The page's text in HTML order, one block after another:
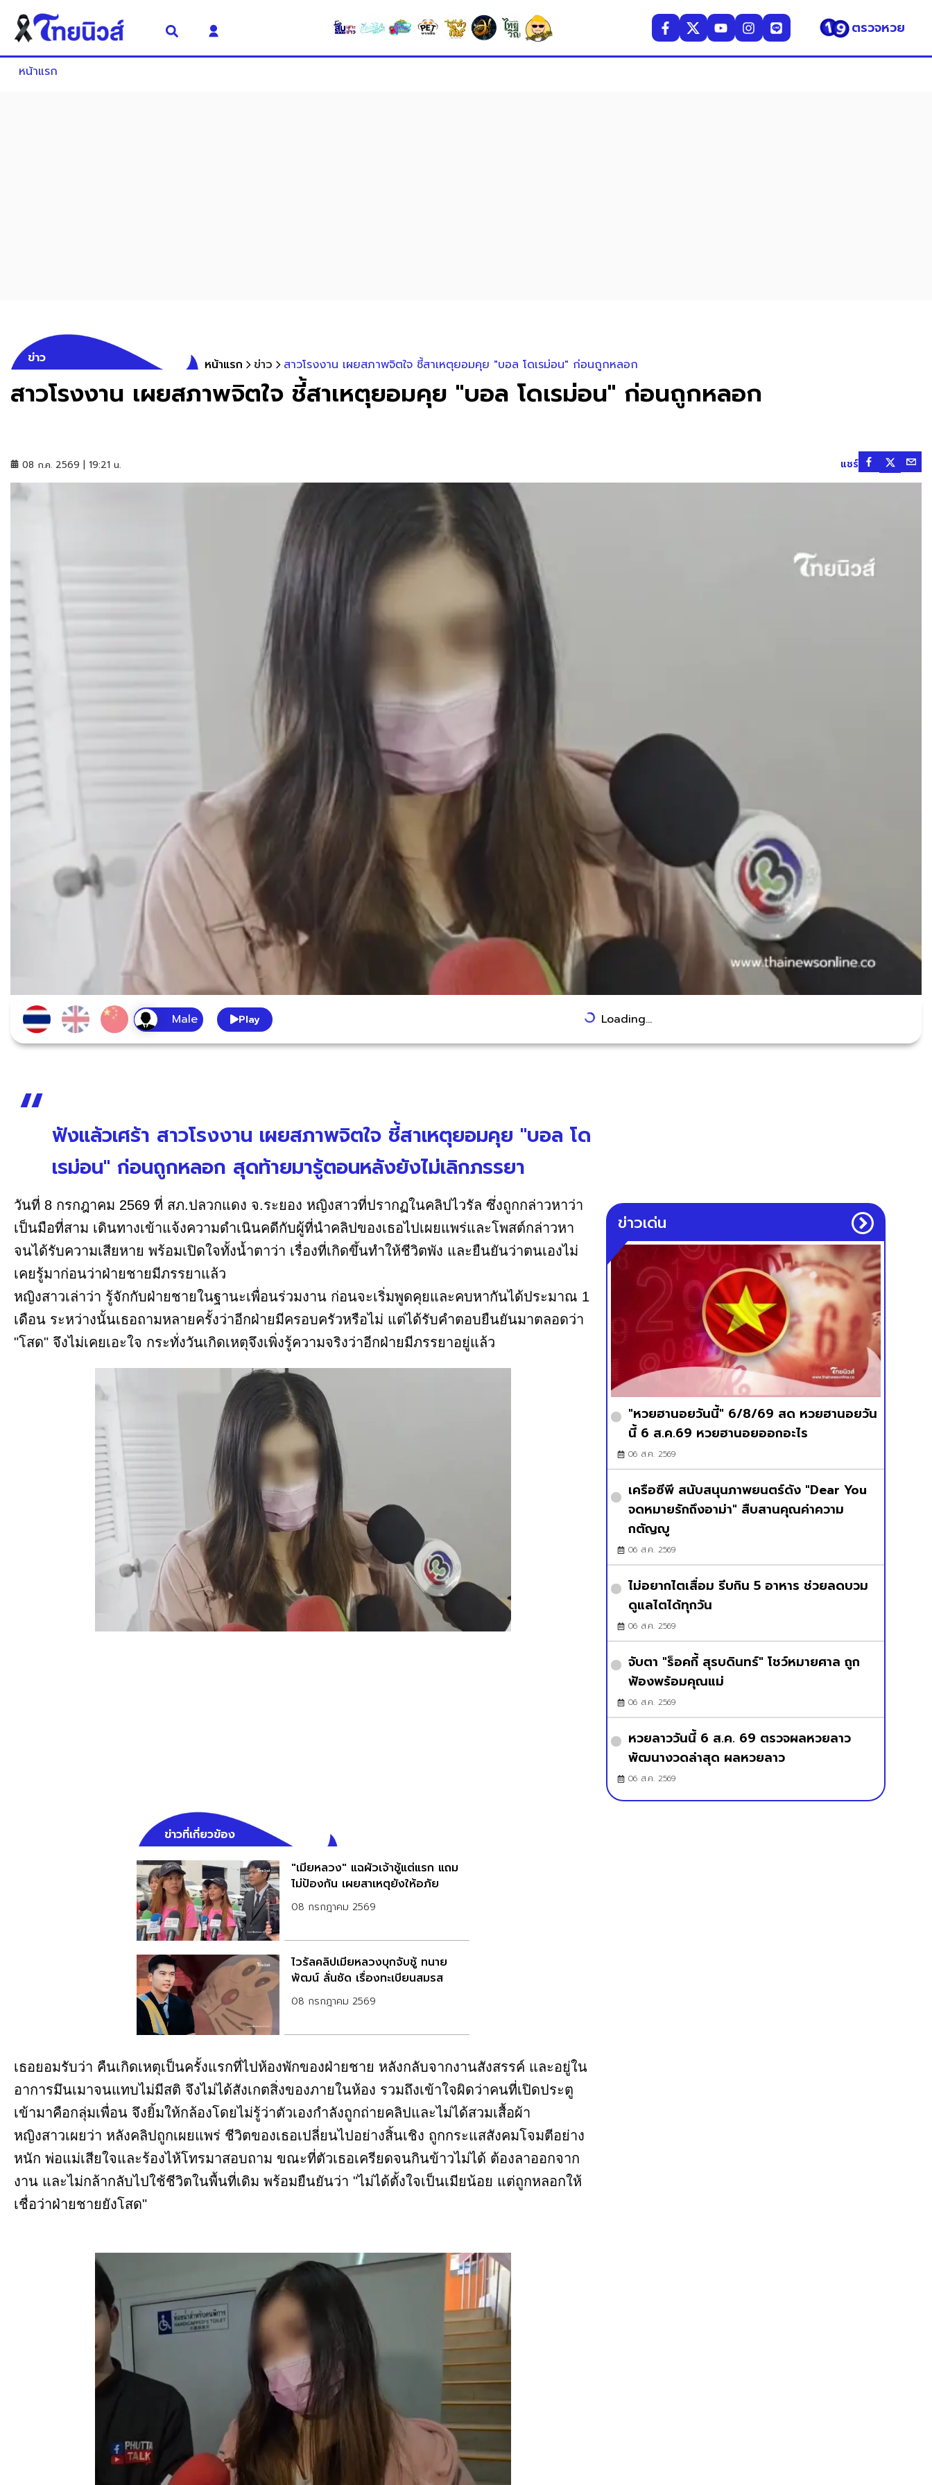
ตรวจหวย
หน้าแรก
ข่าว หน้าแรก ข่าว สาวโรงงาน เผยสภาพจิตใจ ชี้สาเหตุยอมคุย "บอล โดเรม่อน" ก่อนถูกหลอก
สาวโรงงาน เผยสภาพจิตใจ ชี้สาเหตุยอมคุย "บอล โดเรม่อน" ก่อนถูกหลอก
08 ก.ค. 2569 | 19:21 น. แชร์
Play Loading...
ฟังแล้วเศร้า สาวโรงงาน เผยสภาพจิตใจ ชี้สาเหตุยอมคุย "บอล โด
เรม่อน" ก่อนถูกหลอก สุดท้ายมารู้ตอนหลังยังไม่เลิกภรรยา
วันที่ 8 กรกฎาคม 2569 ที่ สภ.ปลวกแดง จ.ระยอง หญิงสาวที่ปรากฏในคลิปไวรัล ซึ่งถูกกล่าวหาว่า
เป็นมือที่สาม เดินทางเข้าแจ้งความดำเนินคดีกับผู้ที่นำคลิปของเธอไปเผยแพร่และโพสต์กล่าวหา
จนได้รับความเสียหาย พร้อมเปิดใจทั้งน้ำตาว่า เรื่องที่เกิดขึ้นทำให้ชีวิตพัง และยืนยันว่าตนเองไม่
เคยรู้มาก่อนว่าฝ่ายชายมีภรรยาแล้ว
หญิงสาวเล่าว่า รู้จักกับฝ่ายชายในฐานะเพื่อนร่วมงาน ก่อนจะเริ่มพูดคุยและคบหากันได้ประมาณ 1
เดือน ระหว่างนั้นเธอถามหลายครั้งว่าอีกฝ่ายมีครอบครัวหรือไม่ แต่ได้รับคำตอบยืนยันมาตลอดว่า
"โสด" จึงไม่เคยเอะใจ กระทั่งวันเกิดเหตุจึงเพิ่งรู้ความจริงว่าอีกฝ่ายมีภรรยาอยู่แล้ว
ข่าวที่เกี่ยวข้อง
"เมียหลวง" แฉผัวเจ้าชู้แต่แรก แถม
ไม่ป้องกัน เผยสาเหตุยังให้อภัย
08 กรกฎาคม 2569
ไวรัลคลิปเมียหลวงบุกจับชู้ ทนาย
พัฒน์ ลั่นชัด เรื่องทะเบียนสมรส
08 กรกฎาคม 2569
เธอยอมรับว่า คืนเกิดเหตุเป็นครั้งแรกที่ไปห้องพักของฝ่ายชาย หลังกลับจากงานสังสรรค์ และอยู่ใน
อาการมึนเมาจนแทบไม่มีสติ จึงไม่ได้สังเกตสิ่งของภายในห้อง รวมถึงเข้าใจผิดว่าคนที่เปิดประตู
เข้ามาคือกลุ่มเพื่อน จึงยิ้มให้กล้องโดยไม่รู้ว่าตัวเองกำลังถูกถ่ายคลิปและไม่ได้สวมเสื้อผ้า
หญิงสาวเผยว่า หลังคลิปถูกเผยแพร่ ชีวิตของเธอเปลี่ยนไปอย่างสิ้นเชิง ถูกกระแสสังคมโจมตีอย่าง
หนัก พ่อแม่เสียใจและร้องไห้โทรมาสอบถาม ขณะที่ตัวเธอเครียดจนกินข้าวไม่ได้ ต้องลาออกจาก
งาน และไม่กล้ากลับไปใช้ชีวิตในพื้นที่เดิม พร้อมยืนยันว่า "ไม่ได้ตั้งใจเป็นเมียน้อย แต่ถูกหลอกให้
เชื่อว่าฝ่ายชายยังโสด"
ข่าวเด่น
"หวยฮานอยวันนี้" 6/8/69 สด หวยฮานอยวัน
นี้ 6 ส.ค.69 หวยฮานอยออกอะไร
06 ส.ค. 2569
เครือซีพี สนับสนุนภาพยนตร์ดัง "Dear You
จดหมายรักถึงอาม่า" สืบสานคุณค่าความ
กตัญญู
06 ส.ค. 2569
ไม่อยากไตเสื่อม รีบกิน 5 อาหาร ช่วยลดบวม
ดูแลไตได้ทุกวัน
06 ส.ค. 2569
จับตา "ร็อคกี้ สุรบดินทร์" โชว์หมายศาล ถูก
ฟ้องพร้อมคุณแม่
06 ส.ค. 2569
หวยลาววันนี้ 6 ส.ค. 69 ตรวจผลหวยลาว
พัฒนางวดล่าสุด ผลหวยลาว
06 ส.ค. 2569